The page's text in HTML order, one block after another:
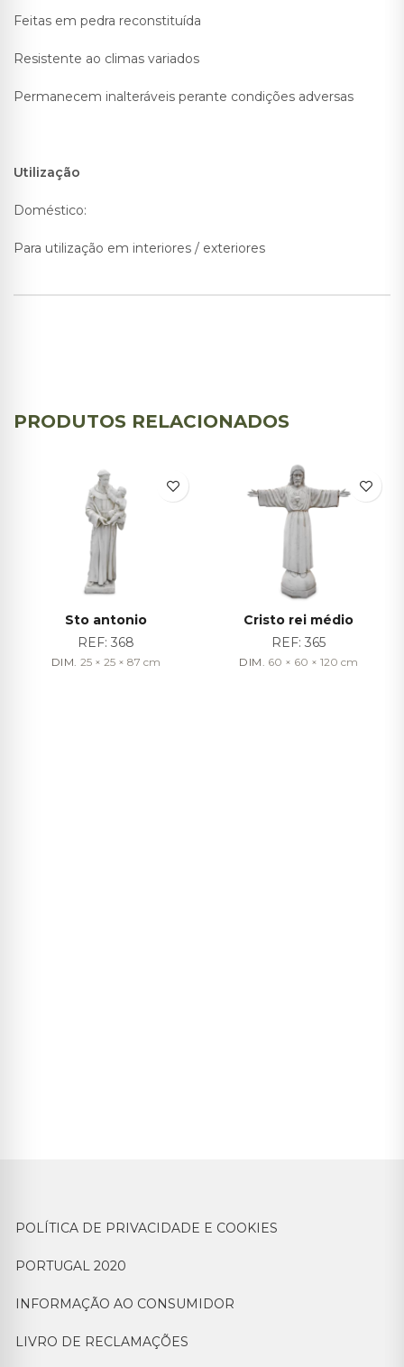
Feitas em pedra reconstituída
Resistente ao climas variados
Permanecem inalteráveis perante condições adversas
Utilização
Doméstico:
Para utilização em interiores / exteriores
PRODUTOS RELACIONADOS
Sto antonio
REF: 368
DIM. 25 × 25 × 87 cm
Cristo rei médio
REF: 365
DIM. 60 × 60 × 120 cm
POLÍTICA DE PRIVACIDADE E COOKIES
PORTUGAL 2020
INFORMAÇÃO AO CONSUMIDOR
LIVRO DE RECLAMAÇÕES